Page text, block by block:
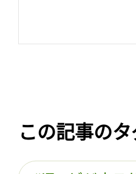
この記事の